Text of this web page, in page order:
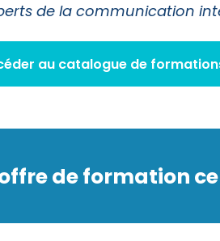
de la communication
au catalogue de
de formation